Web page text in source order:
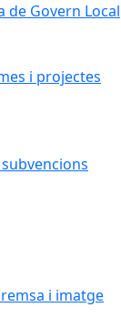
de Govern Local
i projectes
i imatge